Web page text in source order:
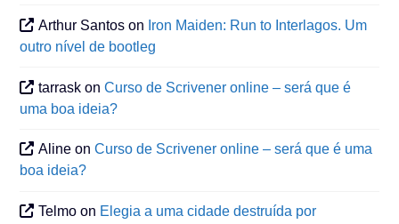
Arthur Santos on Iron Maiden: Run to Interlagos. Um
outro nível de bootleg
tarrask onCurso de Scrivener online – será que é
uma boa ideia?
Aline onCurso de Scrivener online – será que é uma
boa ideia?
Telmo on Elegia a uma cidade destruída por